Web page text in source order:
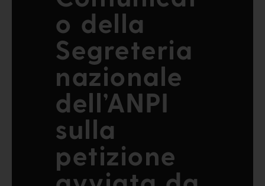
o della
Segreteria
nazionale
dell’ANPI
sulla
petizione